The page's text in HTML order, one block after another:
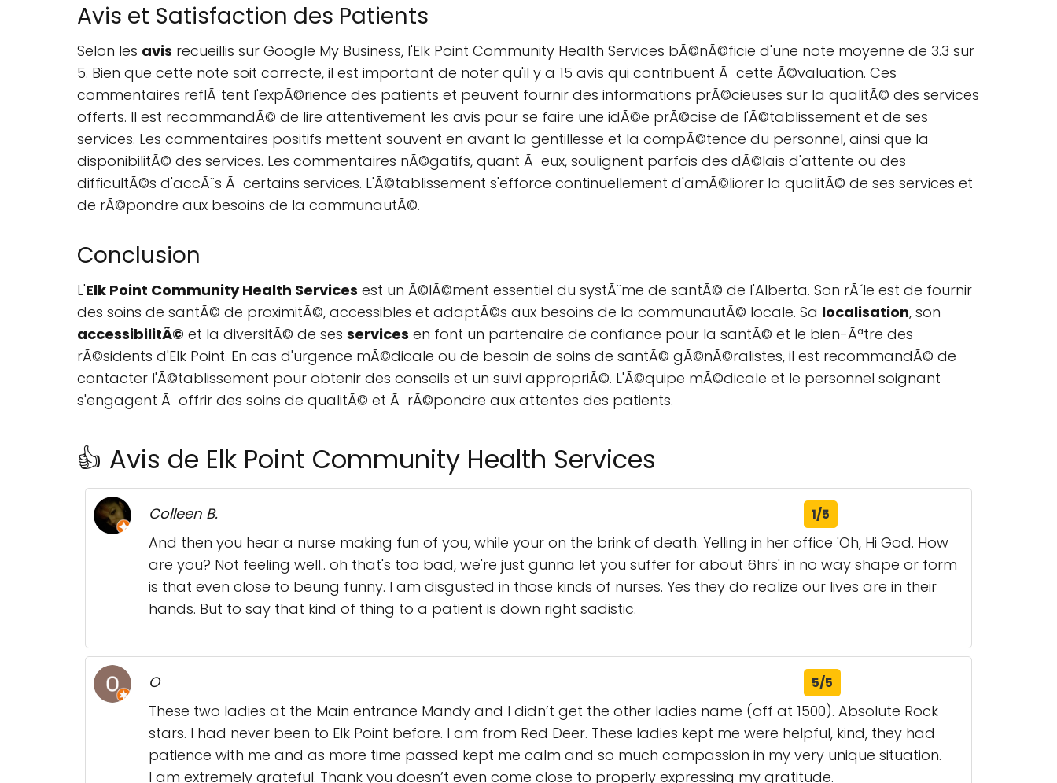
Avis et Satisfaction des Patients
Selon les avis recueillis sur Google My Business, l'Elk Point Community Health Services bÃ©nÃ©ficie d'une note moyenne de 3.3 sur
5. Bien que cette note soit correcte, il est important de noter qu'il y a 15 avis qui contribuent Ã cette Ã©valuation. Ces
commentaires reflÃ¨tent l'expÃ©rience des patients et peuvent fournir des informations prÃ©cieuses sur la qualitÃ© des services
offerts. Il est recommandÃ© de lire attentivement les avis pour se faire une idÃ©e prÃ©cise de l'Ã©tablissement et de ses
services. Les commentaires positifs mettent souvent en avant la gentillesse et la compÃ©tence du personnel, ainsi que la
disponibilitÃ© des services. Les commentaires nÃ©gatifs, quant Ã eux, soulignent parfois des dÃ©lais d'attente ou des
difficultÃ©s d'accÃ¨s Ã certains services. L'Ã©tablissement s'efforce continuellement d'amÃ©liorer la qualitÃ© de ses services et
de rÃ©pondre aux besoins de la communautÃ©.
Conclusion
L'Elk Point Community Health Services est un Ã©lÃ©ment essentiel du systÃ¨me de santÃ© de l'Alberta. Son rÃ´le est de fournir
des soins de santÃ© de proximitÃ©, accessibles et adaptÃ©s aux besoins de la communautÃ© locale. Sa localisation, son
accessibilitÃ© et la diversitÃ© de ses services en font un partenaire de confiance pour la santÃ© et le bien-Ãªtre des
rÃ©sidents d'Elk Point. En cas d'urgence mÃ©dicale ou de besoin de soins de santÃ© gÃ©nÃ©ralistes, il est recommandÃ© de
contacter l'Ã©tablissement pour obtenir des conseils et un suivi appropriÃ©. L'Ã©quipe mÃ©dicale et le personnel soignant
s'engagent Ã offrir des soins de qualitÃ© et Ã rÃ©pondre aux attentes des patients.
👍 Avis de Elk Point Community Health Services
Colleen B. 1/5
And then you hear a nurse making fun of you, while your on the brink of death. Yelling in her office 'Oh, Hi God. How
are you? Not feeling well.. oh that's too bad, we're just gunna let you suffer for about 6hrs' in no way shape or form
is that even close to beung funny. I am disgusted in those kinds of nurses. Yes they do realize our lives are in their
hands. But to say that kind of thing to a patient is down right sadistic.
O 5/5
These two ladies at the Main entrance Mandy and I didn’t get the other ladies name (off at 1500). Absolute Rock
stars. I had never been to Elk Point before. I am from Red Deer. These ladies kept me were helpful, kind, they had
patience with me and as more time passed kept me calm and so much compassion in my very unique situation.
I am extremely grateful. Thank you doesn’t even come close to properly expressing my gratitude.